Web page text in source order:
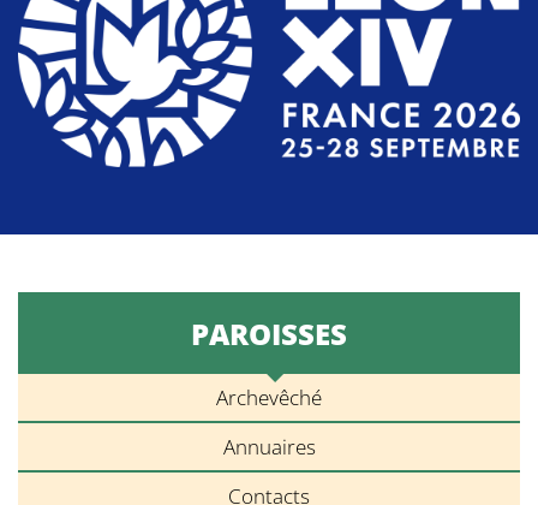
PAROISSES
Archevêché
Annuaires
Contacts